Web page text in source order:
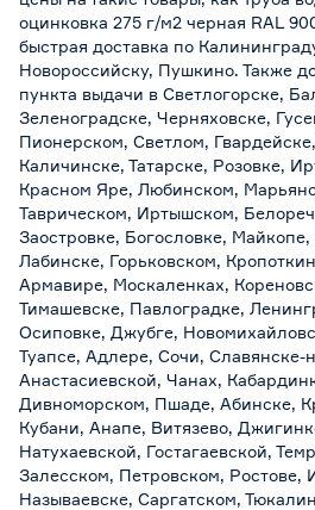
оцинковка 275 г/м2 черная RAL
быстрая доставка по
Новороссийску, Пушкино. Также
пункта выдачи в Светлогорске,
Зеленоградске, Черняховске,
Пионерском, Светлом,
Каличинске, Татарске, Розовке,
Красном Яре, Любинском,
Таврическом, Иртышском,
Заостровке, Богословке,
Лабинске, Горьковском,
Армавире, Москаленках,
Тимашевске, Павлоградке,
Осиповке, Джубге,
Туапсе, Адлере, Сочи, Славянске-
Анастасиевской, Чанах,
Дивноморском, Пшаде, Абинске,
Кубани, Анапе, Витязево,
Натухаевской, Гостагаевской,
Залесском, Петровском, Ростове,
Называевске, Саргатском,